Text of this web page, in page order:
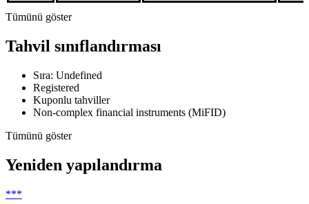
Tümünü göster
Tahvil sınıflandırması
Sıra: Undefined
Registered
Kuponlu tahviller
Non-complex financial instruments (MiFID)
Tümünü göster
Yeniden yapılandırma
***